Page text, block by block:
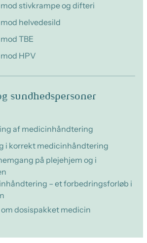
stivkrampe og difteri
helvedesild
TBE
HPV
sundhedspersoner
af medicinhåndtering
i korrekt medicinhåndtering
på plejehjem og i
– et forbedringsforløb i
dosispakket medicin